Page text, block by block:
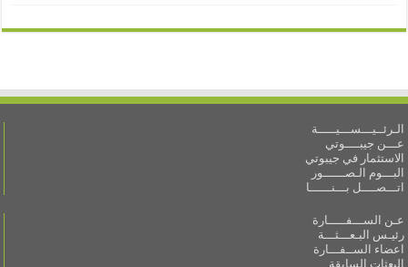
الـرئــيـــســـيـــــة
عـــن جيبــــوتي
الاستثمار في جيبوتي
البـــوم الـصــــــور
اتـــصــــل بـــنــــــا
عـن الســـفـــــارة
رئيـس البـعـــثـــة
اعضاء الســفـــارة
البعثات السابقة